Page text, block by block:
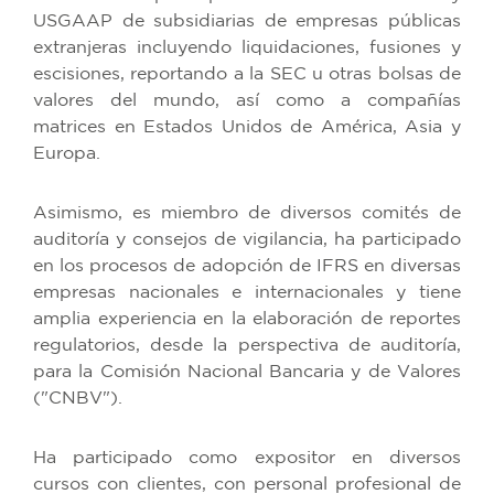
USGAAP de subsidiarias de empresas públicas
extranjeras incluyendo liquidaciones, fusiones y
escisiones, reportando a la SEC u otras bolsas de
valores del mundo, así como a compañías
matrices en Estados Unidos de América, Asia y
Europa.
Asimismo, es miembro de diversos comités de
auditoría y consejos de vigilancia, ha participado
en los procesos de adopción de IFRS en diversas
empresas nacionales e internacionales y tiene
amplia experiencia en la elaboración de reportes
regulatorios, desde la perspectiva de auditoría,
para la Comisión Nacional Bancaria y de Valores
("CNBV").
Ha participado como expositor en diversos
cursos con clientes, con personal profesional de